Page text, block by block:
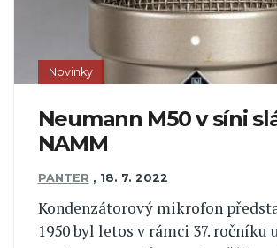
Novinky
Neumann M50 v síni
NAMM
PANTER , 18. 7. 2022
Kondenzátorový mikrofon
1950 byl letos v rámci 37. ročníku